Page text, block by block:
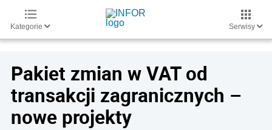
Kategorie Serwisy
Pakiet zmian w VAT od
transakcji zagranicznych –
nowe projekty